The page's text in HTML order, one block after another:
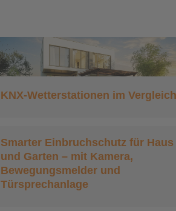
KNX-Wetterstationen im Vergleich
Heimnetzwerk
Smart Home
Smarter Einbruchschutz für Haus
und Garten – mit Kamera,
Bewegungsmelder und
Türsprechanlage